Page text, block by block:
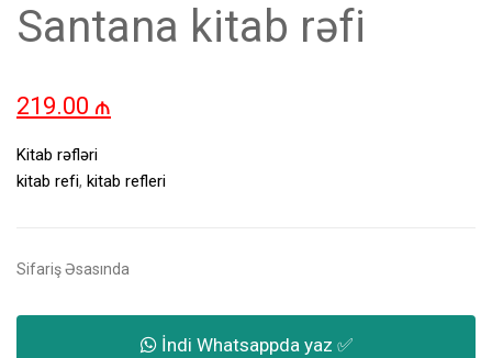
Santana kitab rəfi
219.00 ₼
Kitab rəfləri
kitab refi, kitab refleri
Sifariş Əsasında
İndi Whatsappda yaz ✅